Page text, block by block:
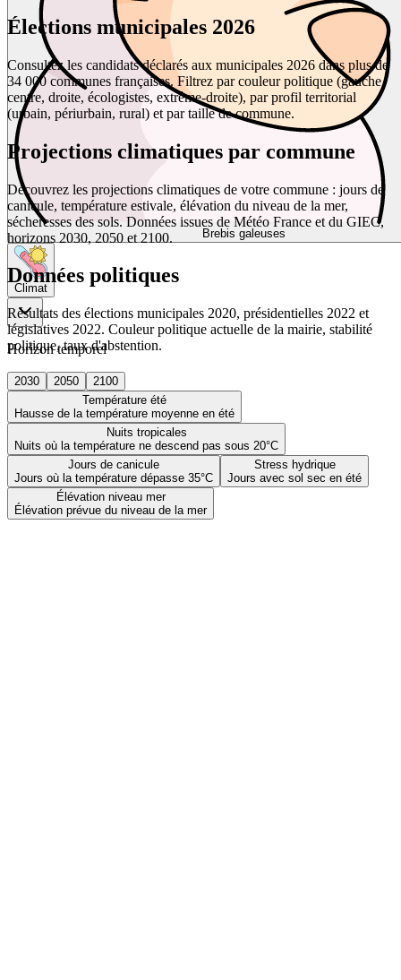
Brebis galeuses
Climat
Horizon temporel
2030 2050
2100
Température été
Hausse de la température moyenne en été
Nuits tropicales
Nuits où la température ne descend pas sous 20°C
Jours de canicule
Jours où la température dépasse 35°C
Stress hydrique
Jours avec sol sec en été
Élévation niveau mer
Élévation prévue du niveau de la mer
Élections municipales 2026
Consultez les candidats déclarés aux municipales 2026 dans plus de
34 000 communes françaises. Filtrez par couleur politique (gauche,
centre, droite, écologistes, extrême-droite), par profil territorial
(urbain, périurbain, rural) et par taille de commune.
Projections climatiques par commune
Découvrez les projections climatiques de votre commune : jours de
canicule, température estivale, élévation du niveau de la mer,
sécheresses des sols. Données issues de Météo France et du GIEC,
horizons 2030, 2050 et 2100.
Données politiques
Résultats des élections municipales 2020, présidentielles 2022 et
législatives 2022. Couleur politique actuelle de la mairie, stabilité
politique, taux d'abstention.